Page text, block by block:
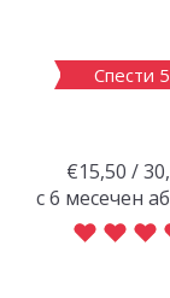
Спести
€15,50 /
с 6 месечен